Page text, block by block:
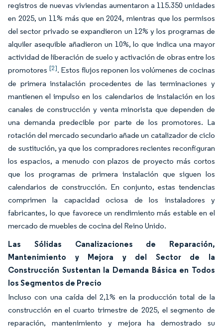
registros de nuevas viviendas aumentaron a 115.350 unidades
en 2025, un 11% más que en 2024, mientras que los permisos
del sector privado se expandieron un 12% y los programas de
alquiler asequible añadieron un 10%, lo que indica una mayor
actividad de liberación de suelo y activación de obras entre los
promotores [2]. Estos flujos reponen los volúmenes de cocinas
de primera instalación procedentes de las terminaciones y
mantienen el impulso en los calendarios de instalación en los
canales de construcción y venta minorista que dependen de
una demanda predecible por parte de los promotores. La
rotación del mercado secundario añade un catalizador de ciclo
de sustitución, ya que los compradores recientes reconfiguran
los espacios, a menudo con plazos de proyecto más cortos
que los programas de primera instalación que siguen los
calendarios de construcción. En conjunto, estas tendencias
comprimen la capacidad ociosa de los instaladores y
fabricantes, lo que favorece un rendimiento más estable en el
mercado de muebles de cocina del Reino Unido.
Las Sólidas Canalizaciones de Reparación,
Mantenimiento y Mejora y del Sector de la
Construcción Sustentan la Demanda Básica en Todos
los Segmentos de Precio
Incluso con una caída del 2,1% en la producción total de la
construcción en el cuarto trimestre de 2025, el segmento de
reparación, mantenimiento y mejora ha demostrado su